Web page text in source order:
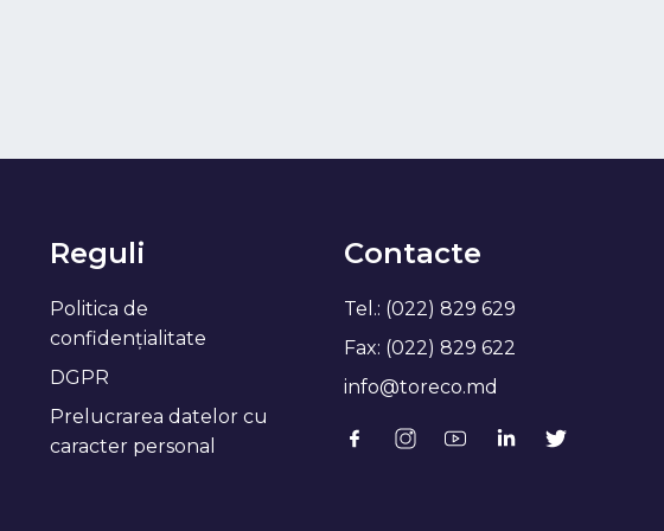
Reguli
Politica de
confidențialitate
DGPR
Prelucrarea datelor cu
caracter personal
Contacte
Tel.: (022) 829 629
Fax: (022) 829 622
info@toreco.md